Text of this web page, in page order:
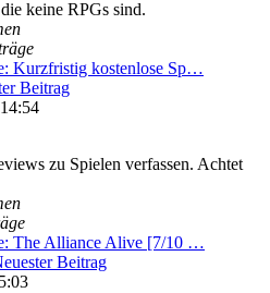
keine RPGs sind.
Kurzfristig kostenlose Sp…
Beitrag
zu Spielen verfassen. Achtet
The Alliance Alive [7/10 …
Beitrag